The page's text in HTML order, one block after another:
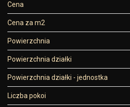
Cena
Cena za m2
Powierzchnia
Powierzchnia działki
Powierzchnia działki - jednostka
Liczba pokoi